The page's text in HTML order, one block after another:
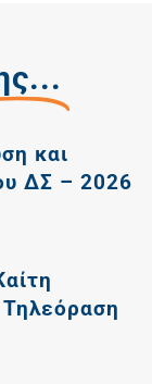
και
ΔΣ – 2026